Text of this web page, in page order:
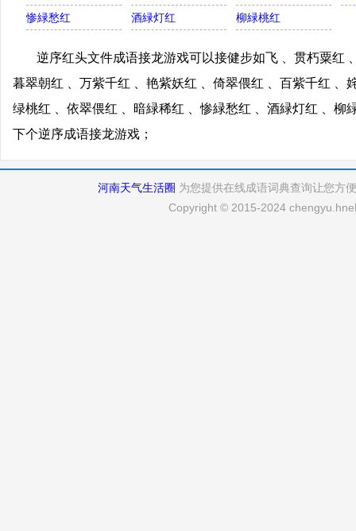
惨緑愁红
酒緑灯红 柳緑桃红
逆序红头文件成语接龙游戏可以接健步如飞 、贯朽粟红
暮翠朝红 、万紫千红 、艳紫妖红 、倚翠偎红 、百紫千红 、
绿桃红 、依翠偎红 、暗緑稀红 、惨緑愁红 、酒緑灯红 、柳
下个逆序成语接龙游戏；
河南天气生活圈 为您提供在线成语词典查询让您方
Copyright © 2015-2024